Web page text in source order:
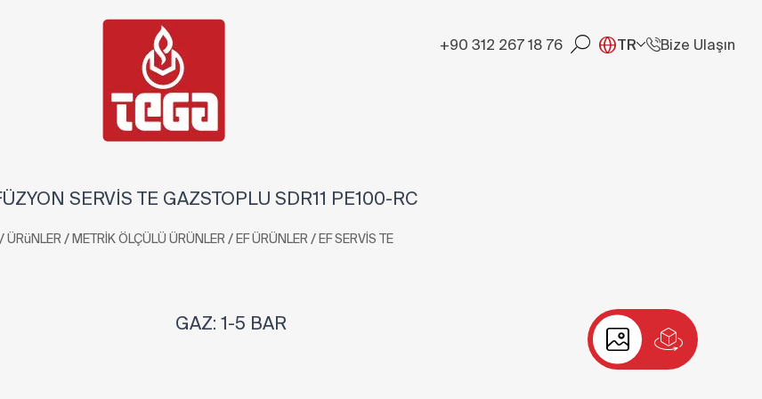
+90 312 267 18 76 TR Bize Ulaşın
SERVİS TE GAZSTOPLU SDR11 PE100-RC
/ ÜRüNLER / METRİK ÖLÇÜLÜ ÜRÜNLER / EF ÜRÜNLER / EF SERVİS TE
GAZ: 1-5 BAR